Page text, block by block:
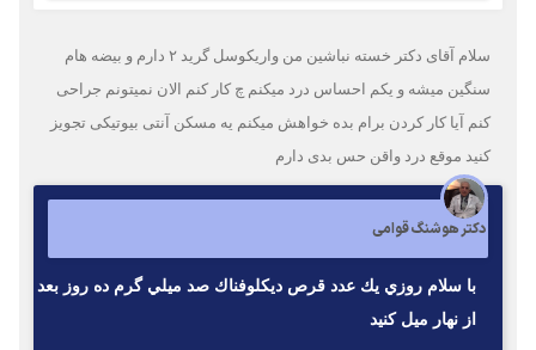
سلام آقای دکتر خسته نباشین من واریکوسل گرید ۲ دارم و بیضه هام
سنگین میشه و یکم احساس درد میکنم چ کار کنم الان نمیتونم جراحی
کنم آیا کار کردن برام بده خواهش میکنم یه مسکن آنتی بیوتیکی تجویز
کنید موقع درد واقن حس بدی دارم
دکتر هوشنگ قوامی
با سلام روزي يك عدد قرص ديكلوفناك صد ميلي گرم ده روز بعد
از نهار ميل كنيد